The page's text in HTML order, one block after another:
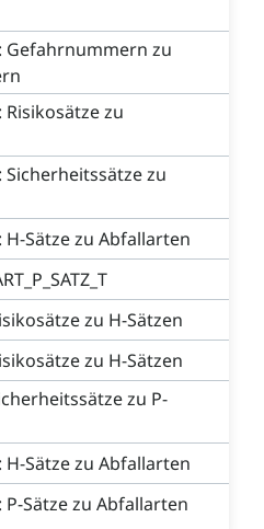
Gefahrnummern zu
zu
zu
Sätze zu Abfallarten
zu H-Sätzen
zu H-Sätzen
zu P-
Sätze zu Abfallarten
Sätze zu Abfallarten